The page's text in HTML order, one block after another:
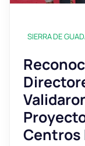
SIERRA DE
Centros